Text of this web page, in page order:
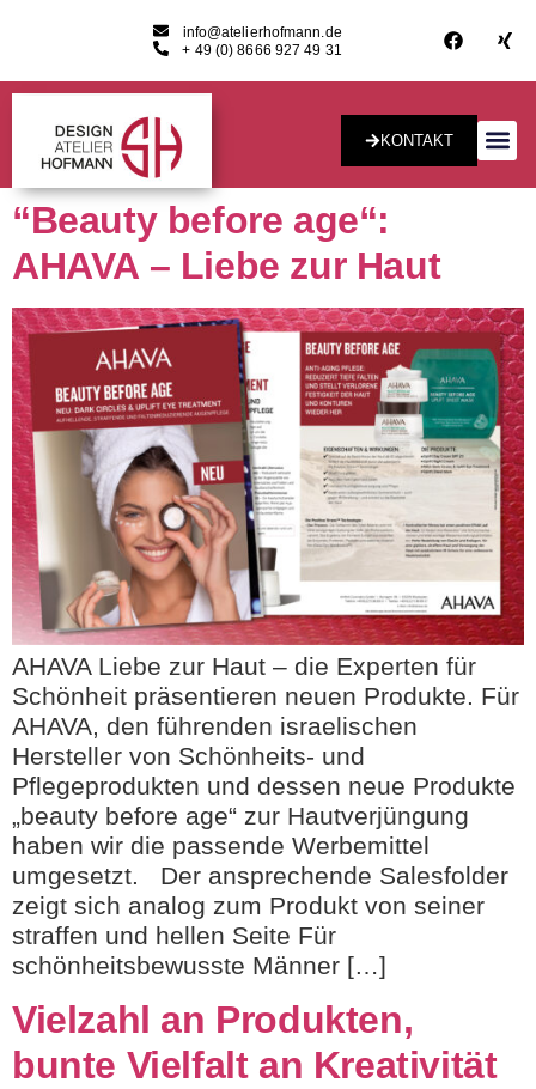
info@atelierhofmann.de
+ 49 (0) 8666 927 49 31
KONTAKT
“Beauty before age“:
AHAVA – Liebe zur Haut
AHAVA Liebe zur Haut – die Experten für
Schönheit präsentieren neuen Produkte. Für
AHAVA, den führenden israelischen
Hersteller von Schönheits- und
Pflegeprodukten und dessen neue Produkte
„beauty before age“ zur Hautverjüngung
haben wir die passende Werbemittel
umgesetzt. Der ansprechende Salesfolder
zeigt sich analog zum Produkt von seiner
straffen und hellen Seite Für
schönheitsbewusste Männer […]
Vielzahl an Produkten,
bunte Vielfalt an Kreativität